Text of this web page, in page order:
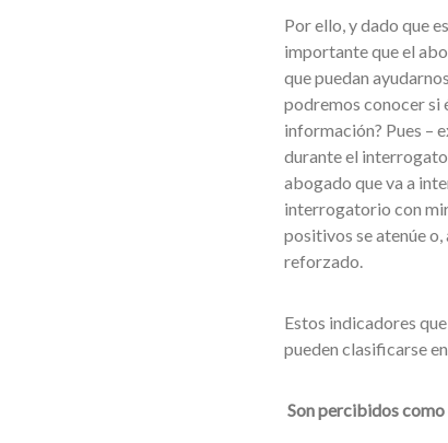
Por ello, y dado que
importante que el
que puedan
podremos conocer si
información? Pues –
durante el
abogado que va a
interrogatorio con
positivos se atenúe
reforzado.
Estos indicadores
pueden clasificarse
Son percibidos